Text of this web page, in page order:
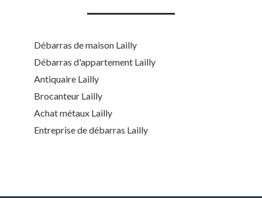
Débarras de maison Lailly
Débarras d'appartement Lailly
Antiquaire Lailly
Brocanteur Lailly
Achat métaux Lailly
Entreprise de débarras Lailly